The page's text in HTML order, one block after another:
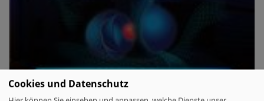
Cookies und Datenschutz